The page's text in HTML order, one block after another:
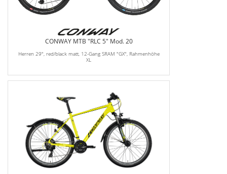
CONWAY MTB "RLC 5" Mod. 20
Herren 29", red/black matt, 12-Gang SRAM "GX", Rahmenhöhe
XL